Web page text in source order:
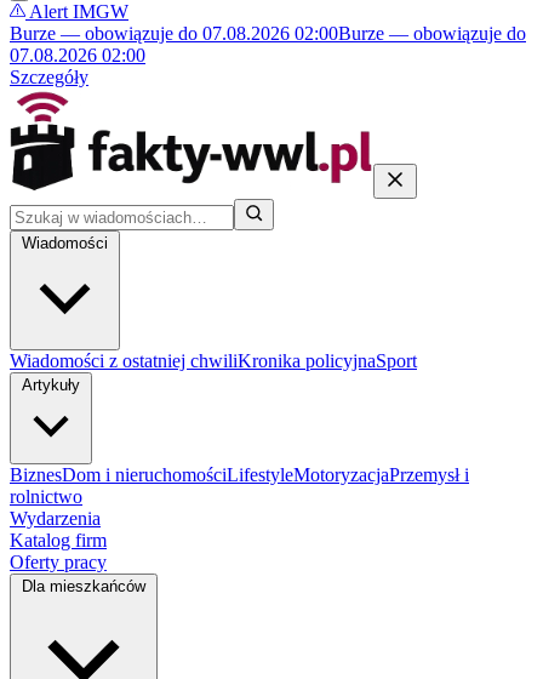
Alert IMGW
Burze — obowiązuje do 07.08.2026 02:00Burze — obowiązuje do
07.08.2026 02:00
Szczegóły
Wiadomości
Wiadomości z ostatniej chwiliKronika policyjnaSport
Artykuły
BiznesDom i nieruchomościLifestyleMotoryzacjaPrzemysł i
rolnictwo
Wydarzenia
Katalog firm
Oferty pracy
Dla mieszkańców